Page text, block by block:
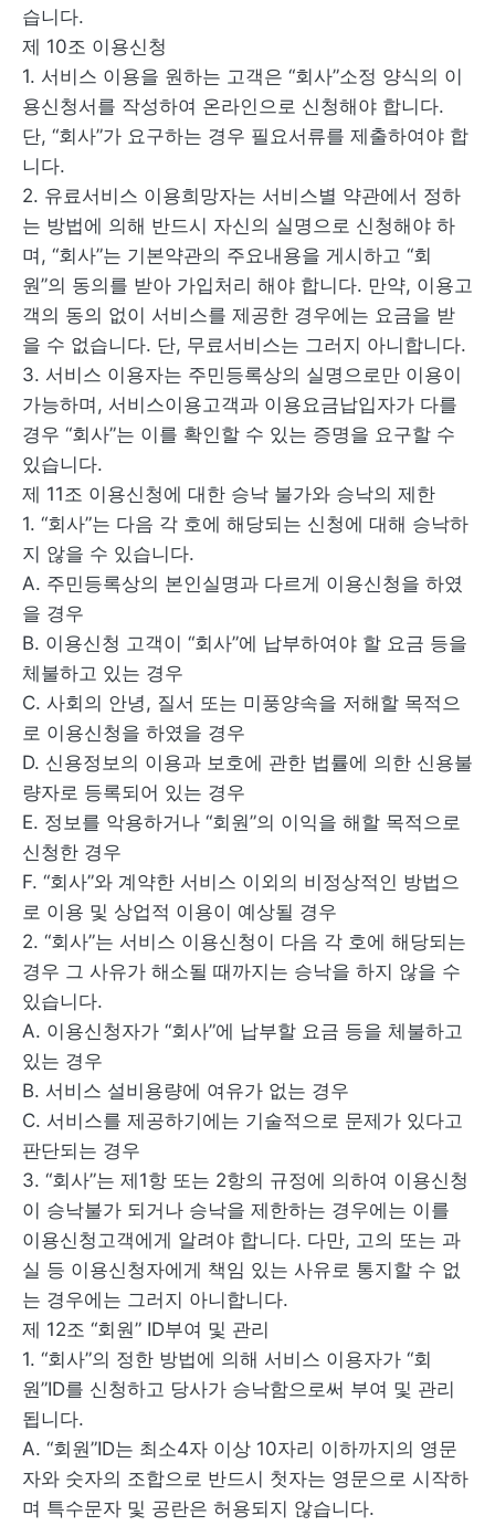
습니다.
제 10조 이용신청
1. 서비스 이용을 원하는 고객은 “회사”소정 양식의 이
용신청서를 작성하여 온라인으로 신청해야 합니다.
단, “회사”가 요구하는 경우 필요서류를 제출하여야 합
니다.
2. 유료서비스 이용희망자는 서비스별 약관에서 정하
는 방법에 의해 반드시 자신의 실명으로 신청해야 하
며, “회사”는 기본약관의 주요내용을 게시하고 “회
원”의 동의를 받아 가입처리 해야 합니다. 만약, 이용고
객의 동의 없이 서비스를 제공한 경우에는 요금을 받
을 수 없습니다. 단, 무료서비스는 그러지 아니합니다.
3. 서비스 이용자는 주민등록상의 실명으로만 이용이
가능하며, 서비스이용고객과 이용요금납입자가 다를
경우 “회사”는 이를 확인할 수 있는 증명을 요구할 수
있습니다.
제 11조 이용신청에 대한 승낙 불가와 승낙의 제한
1. “회사”는 다음 각 호에 해당되는 신청에 대해 승낙하
지 않을 수 있습니다.
A. 주민등록상의 본인실명과 다르게 이용신청을 하였
을 경우
B. 이용신청 고객이 “회사”에 납부하여야 할 요금 등을
체불하고 있는 경우
C. 사회의 안녕, 질서 또는 미풍양속을 저해할 목적으
로 이용신청을 하였을 경우
D. 신용정보의 이용과 보호에 관한 법률에 의한 신용불
량자로 등록되어 있는 경우
E. 정보를 악용하거나 “회원”의 이익을 해할 목적으로
신청한 경우
F. “회사”와 계약한 서비스 이외의 비정상적인 방법으
로 이용 및 상업적 이용이 예상될 경우
2. “회사”는 서비스 이용신청이 다음 각 호에 해당되는
경우 그 사유가 해소될 때까지는 승낙을 하지 않을 수
있습니다.
A. 이용신청자가 “회사”에 납부할 요금 등을 체불하고
있는 경우
B. 서비스 설비용량에 여유가 없는 경우
C. 서비스를 제공하기에는 기술적으로 문제가 있다고
판단되는 경우
3. “회사”는 제1항 또는 2항의 규정에 의하여 이용신청
이 승낙불가 되거나 승낙을 제한하는 경우에는 이를
이용신청고객에게 알려야 합니다. 다만, 고의 또는 과
실 등 이용신청자에게 책임 있는 사유로 통지할 수 없
는 경우에는 그러지 아니합니다.
제 12조 “회원” ID부여 및 관리
1. “회사”의 정한 방법에 의해 서비스 이용자가 “회
원”ID를 신청하고 당사가 승낙함으로써 부여 및 관리
됩니다.
A. “회원”ID는 최소4자 이상 10자리 이하까지의 영문
자와 숫자의 조합으로 반드시 첫자는 영문으로 시작하
며 특수문자 및 공란은 허용되지 않습니다.